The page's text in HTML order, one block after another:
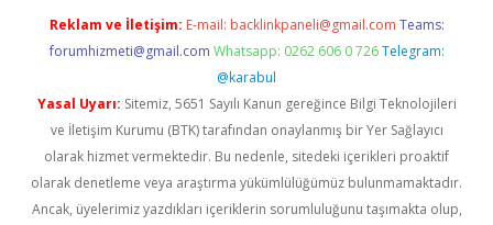
Reklam ve İletişim: E-mail: backlinkpaneli@gmail.com Teams:
forumhizmeti@gmail.com Whatsapp: 0262 606 0 726 Telegram:
@karabul
Yasal Uyarı: Sitemiz, 5651 Sayılı Kanun gereğince Bilgi Teknolojileri
ve İletişim Kurumu (BTK) tarafından onaylanmış bir Yer Sağlayıcı
olarak hizmet vermektedir. Bu nedenle, sitedeki içerikleri proaktif
olarak denetleme veya araştırma yükümlülüğümüz bulunmamaktadır.
Ancak, üyelerimiz yazdıkları içeriklerin sorumluluğunu taşımakta olup,